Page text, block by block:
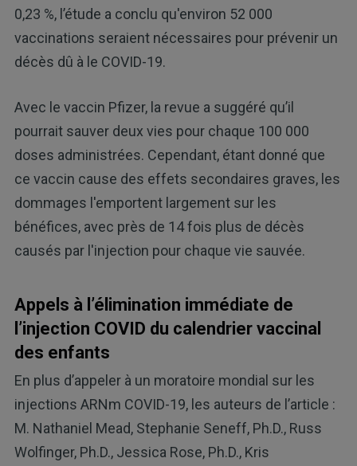
0,23 %, l’étude a conclu qu'environ 52 000
vaccinations seraient nécessaires pour prévenir un
décès dû à le COVID-19.
Avec le vaccin Pfizer, la revue a suggéré qu’il
pourrait sauver deux vies pour chaque 100 000
doses administrées. Cependant, étant donné que
ce vaccin cause des effets secondaires graves, les
dommages l'emportent largement sur les
bénéfices, avec près de 14 fois plus de décès
causés par l'injection pour chaque vie sauvée.
Appels à l’élimination immédiate de
l’injection COVID du calendrier vaccinal
des enfants
En plus d’appeler à un moratoire mondial sur les
injections ARNm COVID-19, les auteurs de l’article :
M. Nathaniel Mead, Stephanie Seneff, Ph.D., Russ
Wolfinger, Ph.D., Jessica Rose, Ph.D., Kris